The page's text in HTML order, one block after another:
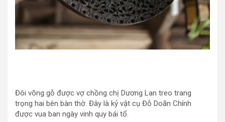
Đôi võng gỗ được vợ chồng chị Dương Lan treo trang
trọng hai bên bàn thờ. Đây là kỷ vật cụ Đỗ Doãn Chính
được vua ban ngày vinh quy bái tổ.